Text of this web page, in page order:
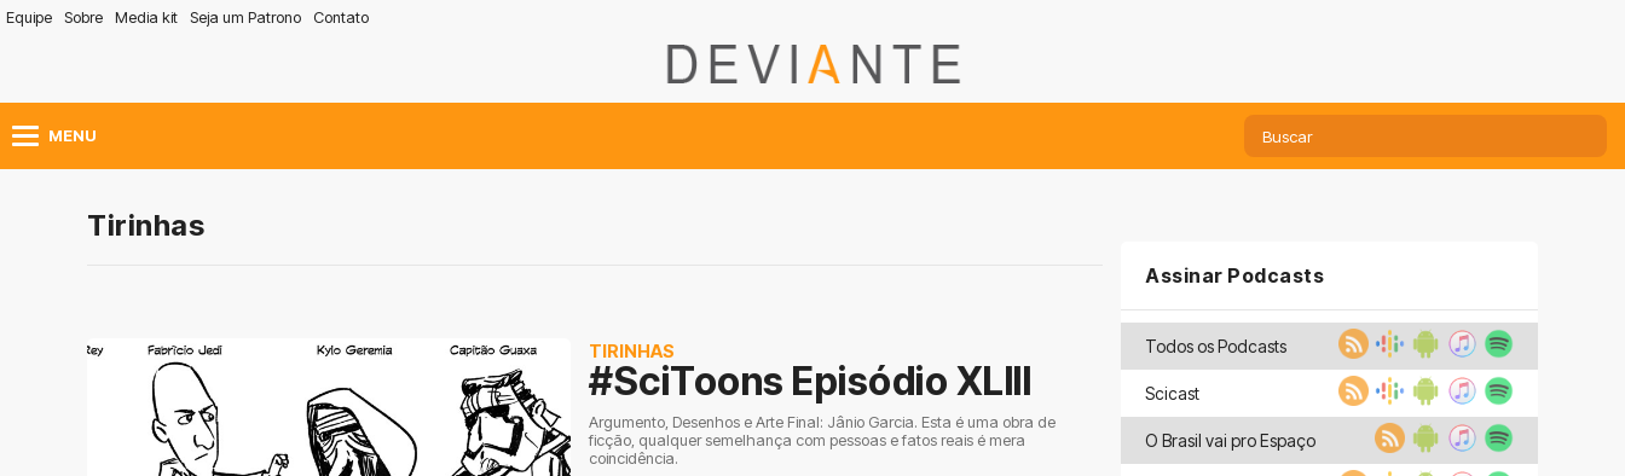
Equipe Sobre Media kit Seja um Patrono Contato
MENU
Tirinhas
TIRINHAS
#SciToons Episódio XLIII
Argumento, Desenhos e Arte Final: Jânio Garcia. Esta é uma obra de
ficção, qualquer semelhança com pessoas e fatos reais é mera
coincidência.
Assinar Podcasts
Todos os Podcasts
Scicast
O Brasil vai pro Espaço